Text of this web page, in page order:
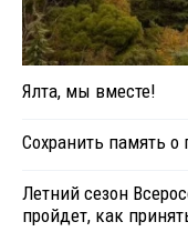
Ялта, мы вместе!
Сохранить память о
Летний сезон
пройдет, как